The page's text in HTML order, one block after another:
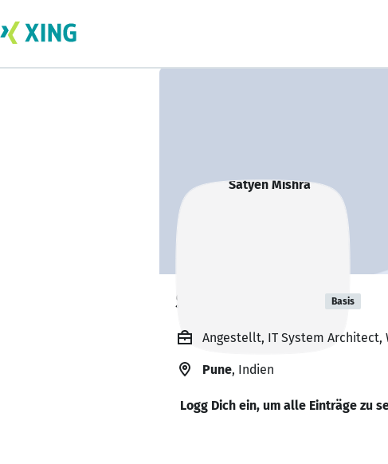
Satyen Mishra Basis
Angestellt, IT System Architect,
Pune, Indien
Logg Dich ein, um alle Einträge zu